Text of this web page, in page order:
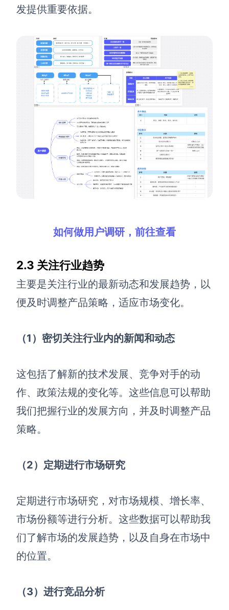
发提供重要依据。
如何做用户调研，前往查看
2.3 关注行业趋势
主要是关注行业的最新动态和发展趋势，以
便及时调整产品策略，适应市场变化。
（1）密切关注行业内的新闻和动态
这包括了解新的技术发展、竞争对手的动
作、政策法规的变化等。这些信息可以帮助
我们把握行业的发展方向，并及时调整产品
策略。
（2）定期进行市场研究
定期进行市场研究，对市场规模、增长率、
市场份额等进行分析。这些数据可以帮助我
们了解市场的发展趋势，以及自身在市场中
的位置。
（3）进行竞品分析